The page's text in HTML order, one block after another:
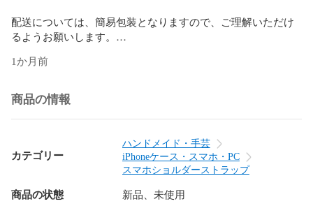
配送については、簡易包装となりますので、ご理解いただけ
るようお願いします。
写真の撮影時間帯や天気や照明の違いにより、実際の色と印
お送りする商品は、ショルダーストラップのみとなります。
写真に写っているその他の小物は商品ではありません。
ハンドメイド作品のため、市販品との違いが気になる方は、
ご遠慮いただけるようお願いします。
#ハンドメイド #スマホ #スマホストラップ #ショルダースト
1か月前
商品の情報
カテゴリー
ハンドメイド・手芸
iPhoneケース・スマホ・PC
スマホショルダーストラップ
商品の状態 新品、未使用